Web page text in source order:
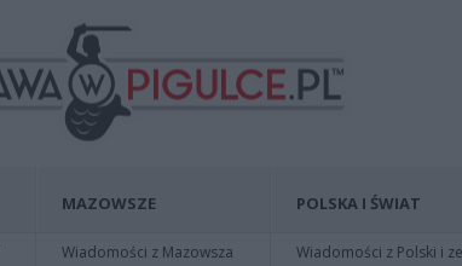
MAZOWSZE
Wiadomości z Mazowsza
POLSKA I ŚWIAT
Wiadomości z Polski i